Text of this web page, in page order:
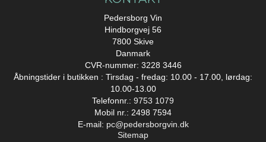
Pedersborg Vin
Hindborgvej 56
7800 Skive
Danmark
CVR-nummer: 3228 3446
Åbningstider i butikken : Tirsdag - fredag: 10.00 - 17.00, lørdag:
10.00-13.00
Telefonnr.: 9753 1079
Mobil nr.: 2498 7594
E-mail: pc@pedersborgvin.dk
Sitemap